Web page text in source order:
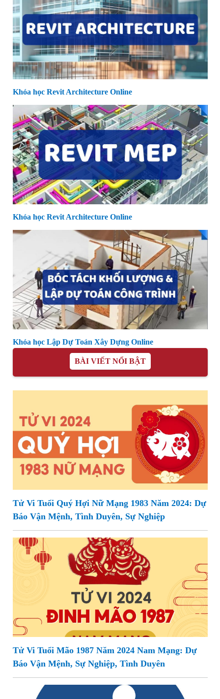
Khóa học Revit Architecture Online
Khóa học Revit Architecture Online
Khóa học Lập Dự Toán Xây Dựng Online
BÀI VIẾT NỔI BẬT
Tử Vi Tuổi Quý Hợi Nữ Mạng 1983 Năm 2024: Dự
Báo Vận Mệnh, Tình Duyên, Sự Nghiệp
Tử Vi Tuổi Mão 1987 Năm 2024 Nam Mạng: Dự
Báo Vận Mệnh, Sự Nghiệp, Tình Duyên